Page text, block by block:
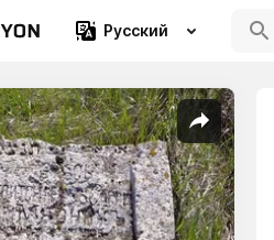
Русский